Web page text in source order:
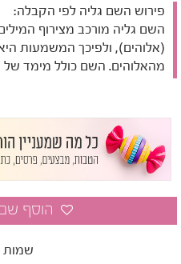
פירוש השם גליה לפי הקבלה:
השם גליה מורכב מצירוף
(אלוהים), ולפיכך המשמעות
מהאלוהים. השם כולל מימד של
שמות